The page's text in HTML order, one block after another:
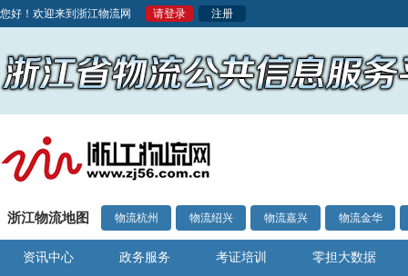
您好！欢迎来到浙江物流网 请登录 注册
浙江物流地图 物流杭州 物流绍兴 物流嘉兴 物流金华
资讯中心 政务服务 考证培训 零担大数据